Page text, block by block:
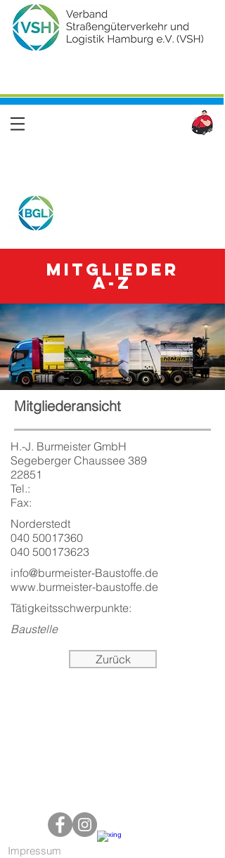
Mitglieder
A-Z
Mitgliederansicht
H.-J. Burmeister GmbH
Segeberger Chaussee 389
22851
Tel.:
Fax:
Norderstedt
040 50017360
040 500173623
info@burmeister-Baustoffe.de
www.burmeister-baustoffe.de
Tätigkeitsschwerpunkte:
Baustelle
Zurück
Impressum